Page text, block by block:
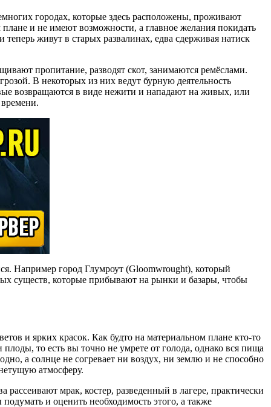
городах, которые здесь расположены, проживают
и не имеют возможности, а главное желания покидать
живут в старых развалинах, едва сдерживая натиск
пропитание, разводят скот, занимаются ремёслами.
В некоторых из них ведут бурную деятельность
возвращаются в виде нежити и нападают на живых, или
Например город Глумроут (Gloomwrought), который
существ, которые прибывают на рынки и базары, чтобы
и ярких красок. Как будто на материальном плане кто-то
то есть вы точно не умрете от голода, однако вся пища
а солнце не согревает ни воздух, ни землю и не способно
атмосферу.
мрак, костер, разведенный в лагере, практически
и оценить необходимость этого, а также